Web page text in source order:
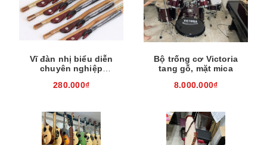
Vĩ đàn nhị biểu diễn
chuyên nghiệp
280.000₫
Bộ trống cơ Victoria
tang gỗ, mặt mica
8.000.000₫